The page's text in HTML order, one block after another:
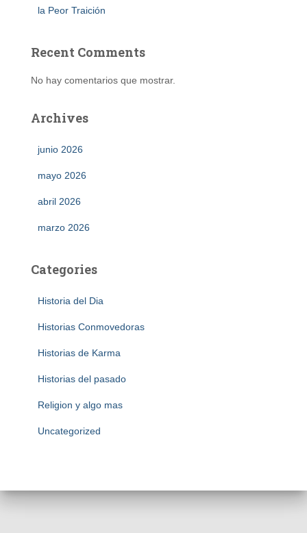
la Peor Traición
Recent Comments
No hay comentarios que mostrar.
Archives
junio 2026
mayo 2026
abril 2026
marzo 2026
Categories
Historia del Dia
Historias Conmovedoras
Historias de Karma
Historias del pasado
Religion y algo mas
Uncategorized